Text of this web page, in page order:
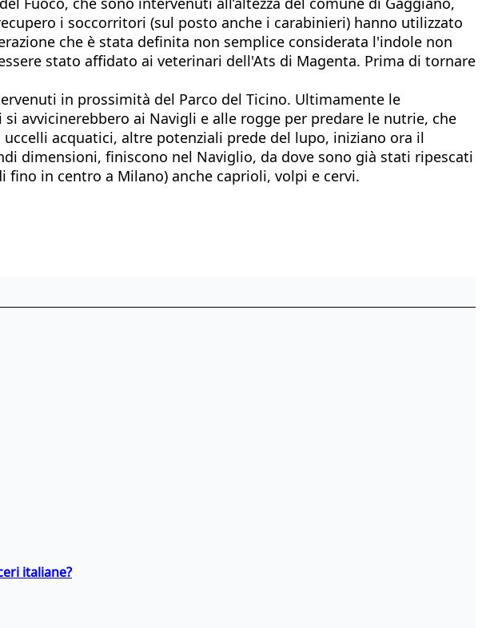
i soccorritori (sul posto anche i carabinieri) hanno utilizzato
che è stata definita non semplice considerata l'indole non
stato affidato ai veterinari dell'Ats di Magenta. Prima di tornare
in prossimità del Parco del Ticino. Ultimamente le
avvicinerebbero ai Navigli e alle rogge per predare le nutrie, che
acquatici, altre potenziali prede del lupo, iniziano ora il
dimensioni, finiscono nel Naviglio, da dove sono già stati ripescati
in centro a Milano) anche caprioli, volpi e cervi.
italiane?